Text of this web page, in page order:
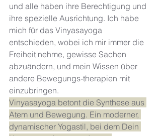
und alle haben ihre Berechtigung und
ihre spezielle Ausrichtung. Ich habe
mich für das Vinyasayoga
entschieden, wobei ich mir immer die
Freiheit nehme, gewisse Sachen
abzuändern, und mein Wissen über
andere Bewegungs-therapien mit
einzubringen.
Vinyasayoga betont die Synthese aus
Atem und Bewegung. Ein moderner,
dynamischer Yogastil, bei dem Dein